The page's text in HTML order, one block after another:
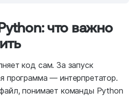
что важно
код сам. За запуск
программа — интерпретатор.
понимает команды Python